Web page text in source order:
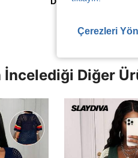
Diğer
Çerezleri